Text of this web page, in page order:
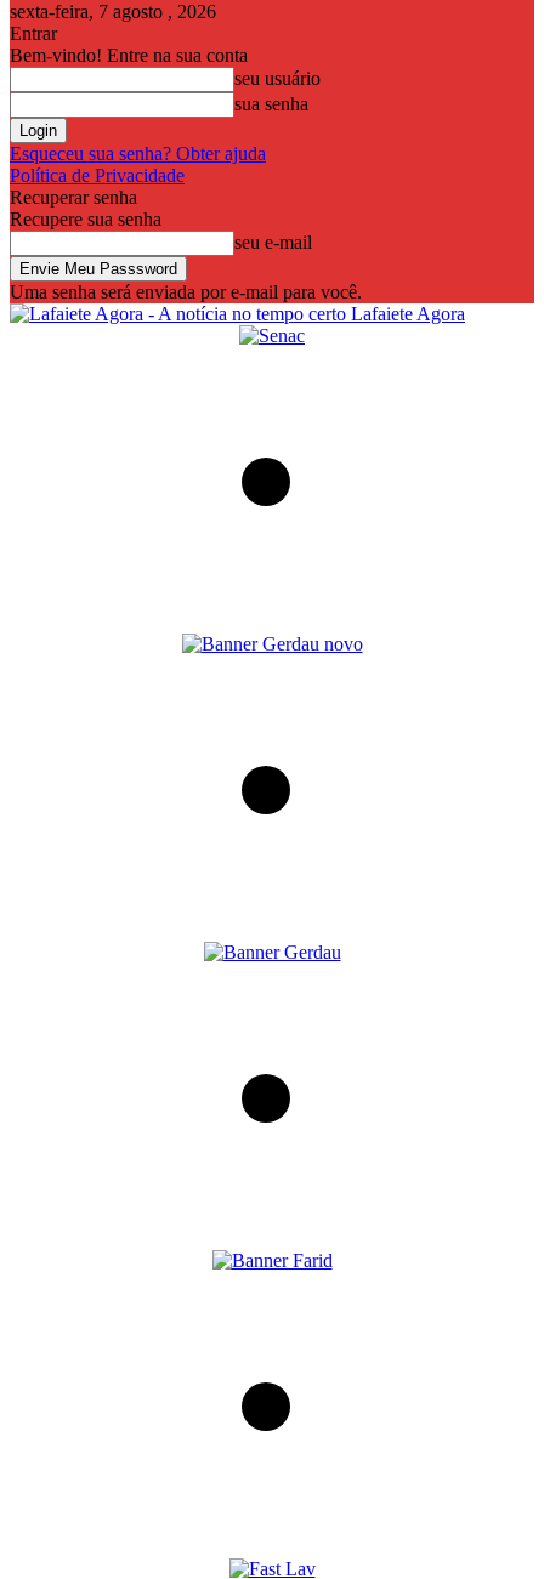
sexta-feira, 7 agosto , 2026
Entrar
Bem-vindo! Entre na sua conta
seu usuário
sua senha
Esqueceu sua senha? Obter ajuda
Política de Privacidade
Recuperar senha
Recupere sua senha
seu e-mail
Uma senha será enviada por e-mail para você.
Lafaiete Agora